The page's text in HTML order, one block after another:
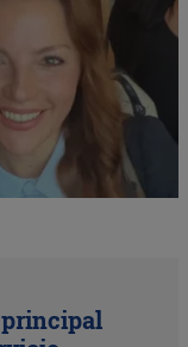
principal